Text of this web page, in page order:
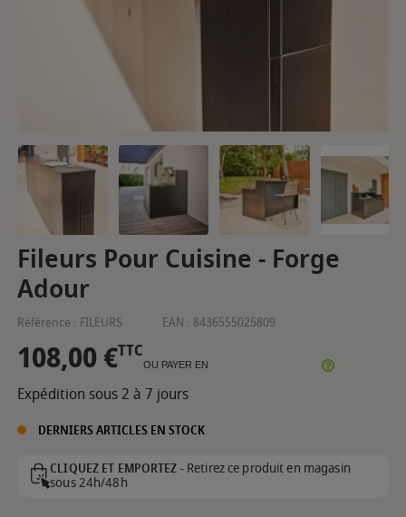
Fileurs Pour Cuisine - Forge
Adour
Référence : FILEURS EAN : 8436555025809
108,00 €TTC
OU PAYER EN
Expédition sous 2 à 7 jours
DERNIERS ARTICLES EN STOCK
CLIQUEZ ET EMPORTEZ -Retirez ce produit en magasin
sous 24h/48h